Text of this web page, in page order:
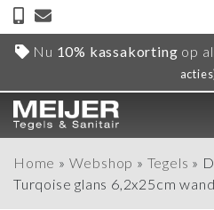
Nu 10% kassakorting op
Home » Webshop » Tegels »
Turqoise glans 6,2x25cm